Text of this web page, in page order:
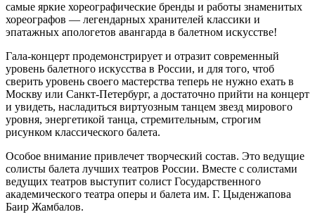
самые яркие хореографические бренды и работы знаменитых
хореографов — легендарных хранителей классики и
эпатажных апологетов авангарда в балетном искусстве!
Гала-концерт продемонстрирует и отразит современный
уровень балетного искусства в России, и для того, чтоб
сверить уровень своего мастерства теперь не нужно ехать в
Москву или Санкт-Петербург, а достаточно прийти на концерт
и увидеть, насладиться виртуозным танцем звезд мирового
уровня, энергетикой танца, стремительным, строгим
рисунком классического балета.
Особое внимание привлечет творческий состав. Это ведущие
солисты балета лучших театров России. Вместе с солистами
ведущих театров выступит солист Государственного
академического театра оперы и балета им. Г. Цыденжапова
Баир Жамбалов.